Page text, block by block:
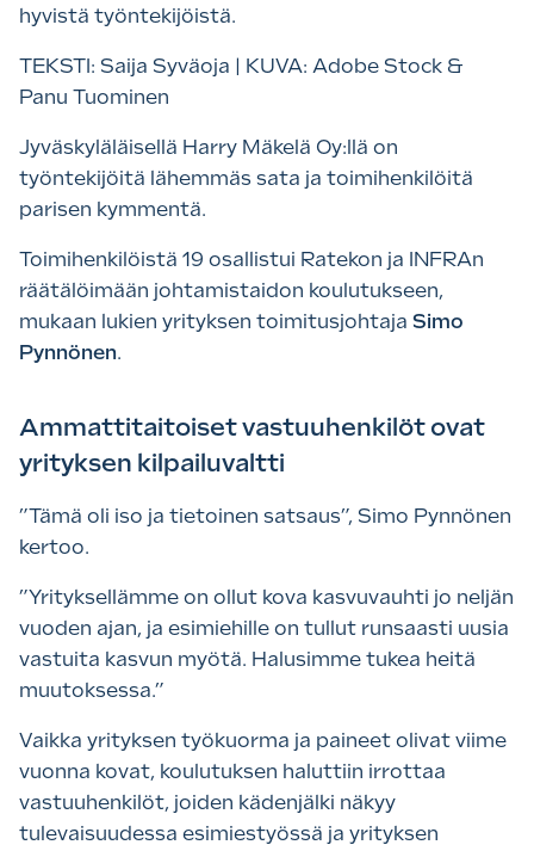
hyvistä työntekijöistä.
TEKSTI: Saija Syväoja | KUVA: Adobe Stock &
Panu Tuominen
Jyväskyläläisellä Harry Mäkelä Oy:llä on
työntekijöitä lähemmäs sata ja toimihenkilöitä
parisen kymmentä.
Toimihenkilöistä 19 osallistui Ratekon ja INFRAn
räätälöimään johtamistaidon koulutukseen,
mukaan lukien yrityksen toimitusjohtaja Simo
Pynnönen.
Ammattitaitoiset vastuuhenkilöt ovat
yrityksen kilpailuvaltti
”Tämä oli iso ja tietoinen satsaus”, Simo Pynnönen
kertoo.
”Yrityksellämme on ollut kova kasvuvauhti jo neljän
vuoden ajan, ja esimiehille on tullut runsaasti uusia
vastuita kasvun myötä. Halusimme tukea heitä
muutoksessa.”
Vaikka yrityksen työkuorma ja paineet olivat viime
vuonna kovat, koulutuksen haluttiin irrottaa
vastuuhenkilöt, joiden kädenjälki näkyy
tulevaisuudessa esimiestyössä ja yrityksen